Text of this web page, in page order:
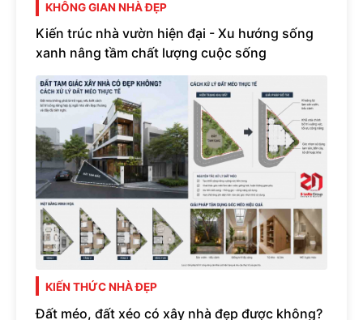
KHÔNG GIAN NHÀ ĐẸP
Kiến trúc nhà vườn hiện đại - Xu hướng sống
xanh nâng tầm chất lượng cuộc sống
KIẾN THỨC NHÀ ĐẸP
Đất méo, đất xéo có xây nhà đẹp được không?